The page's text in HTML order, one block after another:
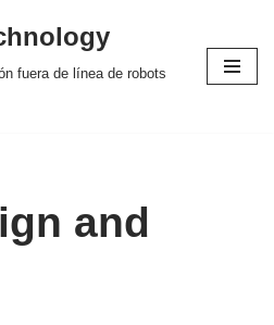
fuera de línea de robots
and